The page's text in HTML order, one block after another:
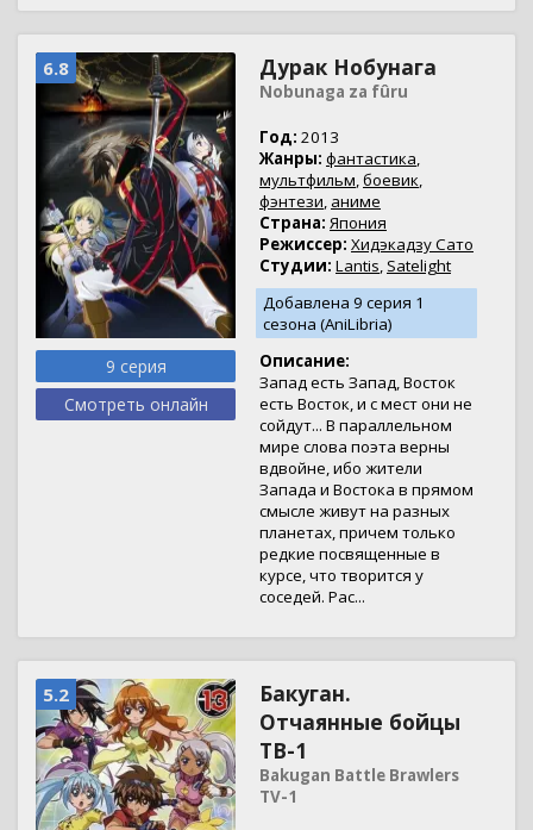
6.8
9 серия
Смотреть онлайн
Дурак Нобунага
Nobunaga za fûru
Год: 2013
Жанры: фантастика,
мультфильм,боевик,
фэнтези, аниме
Страна: Япония
Режиссер: Хидэкадзу Сато
Студии: Lantis,Satelight
Добавлена 9 серия 1
сезона (AniLibria)
Описание:
Запад есть Запад, Восток
есть Восток, и с мест они не
сойдут... В параллельном
мире слова поэта верны
вдвойне, ибо жители
Запада и Востока в прямом
смысле живут на разных
планетах, причем только
редкие посвященные в
курсе, что творится у
соседей. Рас...
5.2
Бакуган.
Отчаянные бойцы
ТВ-1
Bakugan Battle Brawlers
TV-1